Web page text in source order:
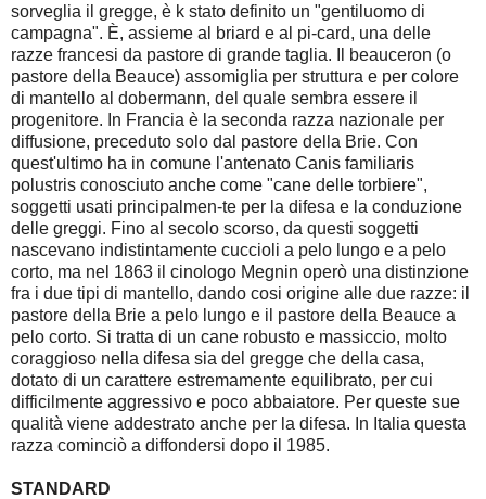
sorveglia il gregge, è k stato definito un "gentiluomo di
campagna". È, assieme al briard e al pi-card, una delle
razze francesi da pastore di grande taglia. Il beauceron (o
pastore della Beauce) assomiglia per struttura e per colore
di mantello al dobermann, del quale sembra essere il
progenitore. In Francia è la seconda razza nazionale per
diffusione, preceduto solo dal pastore della Brie. Con
quest'ultimo ha in comune l'antenato Canis familiaris
polustris conosciuto anche come "cane delle torbiere",
soggetti usati principalmen-te per la difesa e la conduzione
delle greggi. Fino al secolo scorso, da questi soggetti
nascevano indistintamente cuccioli a pelo lungo e a pelo
corto, ma nel 1863 il cinologo Megnin operò una distinzione
fra i due tipi di mantello, dando cosi origine alle due razze: il
pastore della Brie a pelo lungo e il pastore della Beauce a
pelo corto. Si tratta di un cane robusto e massiccio, molto
coraggioso nella difesa sia del gregge che della casa,
dotato di un carattere estremamente equilibrato, per cui
difficilmente aggressivo e poco abbaiatore. Per queste sue
qualità viene addestrato anche per la difesa. In Italia questa
razza cominciò a diffondersi dopo il 1985.
STANDARD